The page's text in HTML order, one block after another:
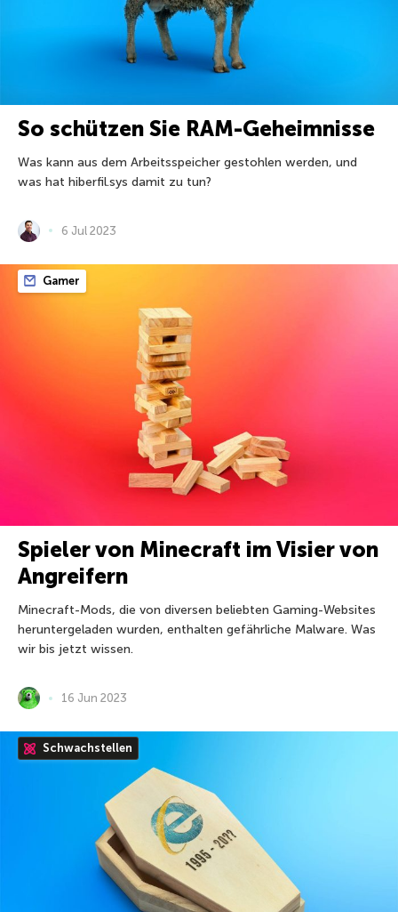
So schützen Sie RAM-Geheimnisse
Was kann aus dem Arbeitsspeicher gestohlen werden, und
was hat hiberfil.sys damit zu tun?
6 Jul 2023
Gamer
Spieler von Minecraft im Visier von
Angreifern
Minecraft-Mods, die von diversen beliebten Gaming-Websites
heruntergeladen wurden, enthalten gefährliche Malware. Was
wir bis jetzt wissen.
16 Jun 2023
Schwachstellen